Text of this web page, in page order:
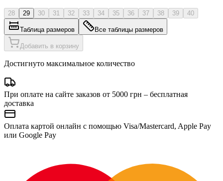
28 29 30 31 32 33 34 35 36 37 38 39 40
Таблица размеров Все таблицы размеров
Добавить в корзину
Достигнуто максимальное количество
При оплате на сайте заказов от 5000 грн – бесплатная
доставка
Оплата картой онлайн с помощью Visa/Mastercard, Apple Pay
или Google Pay